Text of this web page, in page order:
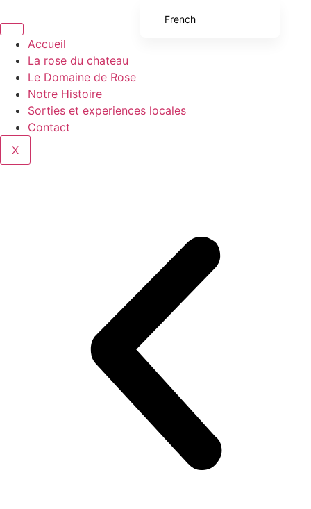
Accueil
La rose du chateau
Le Domaine de Rose
Notre Histoire
Sorties et experiences locales
Contact
X
French
Italian